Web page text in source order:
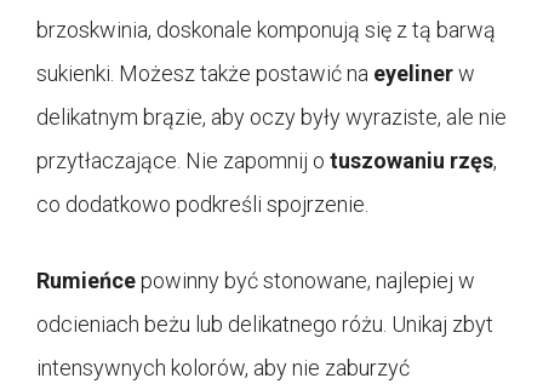
brzoskwinia, doskonale komponują się z tą barwą
sukienki. Możesz także postawić na eyelinerw
delikatnym brązie, aby oczy były wyraziste, ale nie
przytłaczające. Nie zapomnij o tuszowaniu rzęs,
co dodatkowo podkreśli spojrzenie.
Rumieńcepowinny być stonowane, najlepiej w
odcieniach beżu lub delikatnego różu. Unikaj zbyt
intensywnych kolorów, aby nie zaburzyć